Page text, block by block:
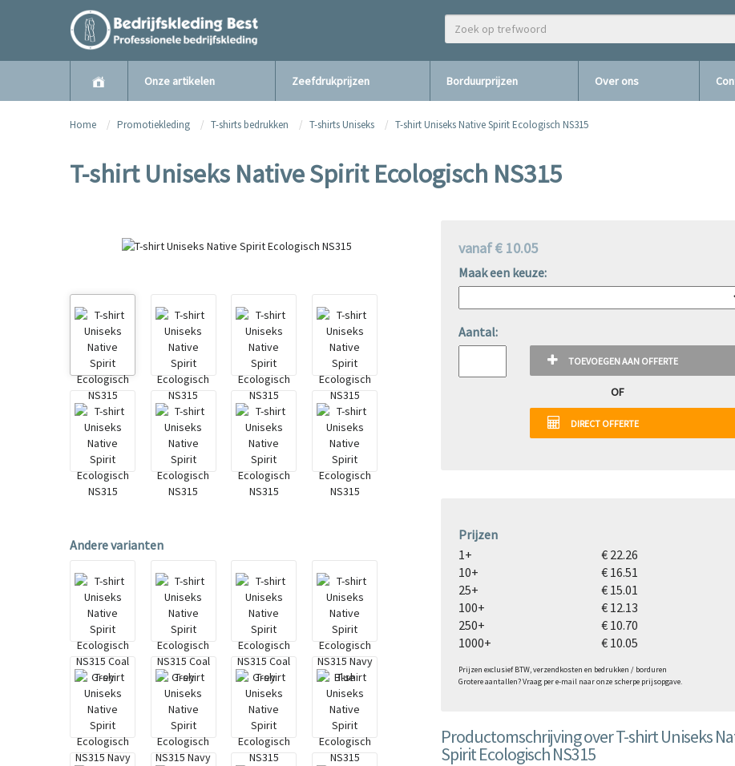
Onze artikelen Zeefdrukprijzen Borduurprijzen Over ons
Home Promotiekleding T-shirts bedrukken T-shirts Uniseks T-shirt Uniseks Native Spirit Ecologisch NS315
T-shirt Uniseks Native Spirit Ecologisch NS315
Andere varianten
vanaf € 10.05
Maak een keuze:
Aantal:
TOEVOEGEN AAN OFFERTE
OF
DIRECT OFFERTE
Prijzen
1+
€ 22.26
10+
€ 16.51
25+
€ 15.01
100+
€ 12.13
250+
€ 10.70
1000+
€ 10.05
Prijzen exclusief BTW, verzendkosten en bedrukken / borduren
Grotere aantallen? Vraag per e-mail naar onze scherpe prijsopgave.
Productomschrijving over T-shirt Uniseks
Spirit Ecologisch NS315